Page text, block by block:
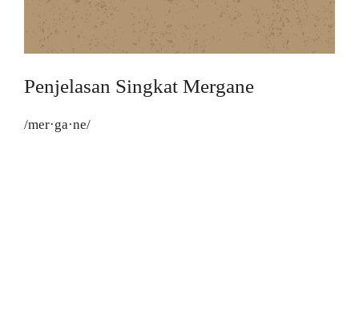
Penjelasan Singkat Mergane
/mer·ga·ne/